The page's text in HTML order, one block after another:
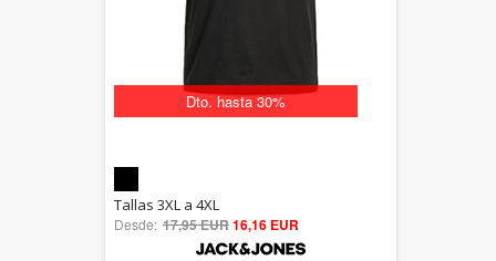
Dto. hasta 30%
5.00
out of 5
Tallas 3XL a 4XL
Desde: 17,95 EUR16,16 EUR